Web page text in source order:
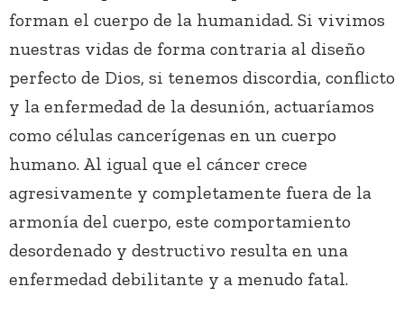
forman el cuerpo de la humanidad. Si vivimos
nuestras vidas de forma contraria al diseño
perfecto de Dios, si tenemos discordia, conflicto
y la enfermedad de la desunión, actuaríamos
como células cancerígenas en un cuerpo
humano. Al igual que el cáncer crece
agresivamente y completamente fuera de la
armonía del cuerpo, este comportamiento
desordenado y destructivo resulta en una
enfermedad debilitante y a menudo fatal.